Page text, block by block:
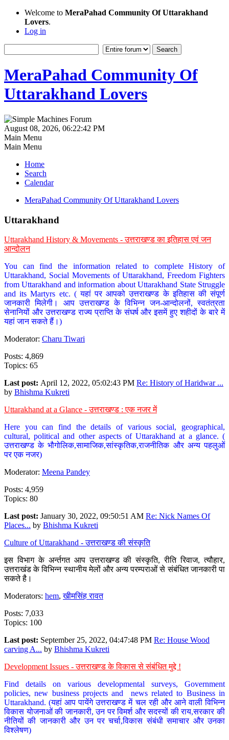
Welcome to MeraPahad Community Of Uttarakhand
Lovers.
Log in
MeraPahad Community Of
Uttarakhand Lovers
August 08, 2026, 06:22:42 PM
Main Menu
Main Menu
Home
Search
Calendar
MeraPahad Community Of Uttarakhand Lovers
Uttarakhand
Uttarakhand History & Movements - उत्तराखण्ड का इतिहास एवं जन
आन्दोलन
You can find the information related to complete History of
Uttarakhand, Social Movements of Uttarakhand, Freedom Fighters
from Uttarakhand and information about Uttarakhand State Struggle
and its Martyrs etc. ( यहां पर आपको उत्तराखण्ड के इतिहास की संपूर्ण
जानकारी मिलेगी। आप उत्तराखण्ड के विभिन्न जन-आन्दोलनों, स्वतंत्रता
सेनानियों और उत्तराखण्ड राज्य प्राप्ति के संघर्ष और इसमें हुए शहीदों के बारे में
यहां जान सकते हैं।)
Moderator: Charu Tiwari
Posts: 4,869
Topics: 65
Last post: April 12, 2022, 05:02:43 PM Re: History of Haridwar ...
by Bhishma Kukreti
Uttarakhand at a Glance - उत्तराखण्ड : एक नजर में
Here you can find the details of various social, geographical,
cultural, political and other aspects of Uttarakhand at a glance. (
उत्तराखण्ड के भौगोलिक,सामाजिक,सांस्कृतिक,राजनीतिक और अन्य पहलुओं
पर एक नजर)
Moderator: Meena Pandey
Posts: 4,959
Topics: 80
Last post: January 30, 2022, 09:50:51 AM Re: Nick Names Of
Places... by Bhishma Kukreti
Culture of Uttarakhand - उत्तराखण्ड की संस्कृति
इस विभाग के अर्न्तगत आप उत्तराखण्ड की संस्कृति, रीति रिवाज, त्यौहार,
उत्तराखंड के विभिन्न स्थानीय मेलों और अन्य परम्पराओं से संबंधित जानकारी पा
सकते है।
Moderators: hem,खीमसिंह रावत
Posts: 7,033
Topics: 100
Last post: September 25, 2022, 04:47:48 PM Re: House Wood
carving A... by Bhishma Kukreti
Development Issues - उत्तराखण्ड के विकास से संबंधित मुद्दे !
Find details on various developmental surveys, Government
policies, new business projects and news related to Business in
Uttarakhand. (यहां आप पायेंगे उत्तराखण्ड में चल रही और आने वाली विभिन्न
विकास योजनाओं की जानकारी, उन पर विमर्श और सदस्यों की राय,सरकार की
नीतियों की जानकारी और उन पर चर्चा,विकास संबंधी समाचार और उनका
विश्लेषण)